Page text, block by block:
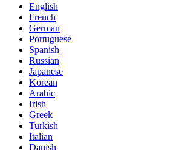
English
French
German
Portuguese
Spanish
Russian
Japanese
Korean
Arabic
Irish
Greek
Turkish
Italian
Danish